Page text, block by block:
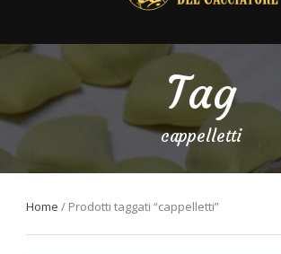
Tag
cappelletti
Home / Prodotti taggati “cappelletti”